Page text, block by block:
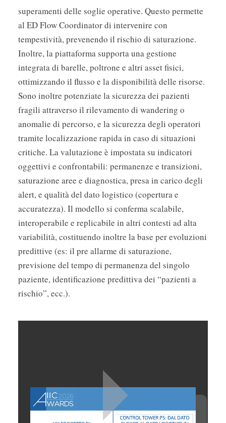
superamenti delle soglie operative. Questo permette
al ED Flow Coordinator di intervenire con
tempestività, prevenendo il rischio di saturazione.
Inoltre, la piattaforma supporta una gestione
integrata di barelle, poltrone e altri asset fisici,
ottimizzando il flusso e la disponibilità delle risorse.
Sono inoltre potenziate la sicurezza dei pazienti
fragili attraverso il rilevamento di wandering o
anomalie di percorso, e la sicurezza degli operatori
tramite localizzazione rapida in caso di situazioni
critiche. La valutazione è impostata su indicatori
oggettivi e confrontabili: permanenze e transizioni,
saturazione aree e diagnostica, presa in carico degli
alert, e qualità del dato logistico (copertura e
accuratezza). Il modello si conferma scalabile,
interoperabile e replicabile in altri contesti ad alta
variabilità, costituendo inoltre la base per evoluzioni
predittive (es: il pre allarme di saturazione,
previsione del tempo di permanenza del singolo
paziente, identificazione predittiva dei “pazienti a
rischio”, ecc.).